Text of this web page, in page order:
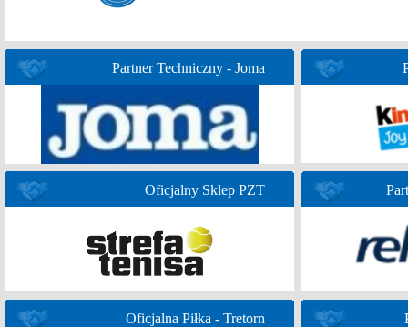
Partner Techniczny - Joma
Oficjalny Sklep PZT
Oficjalna Piłka - Tretorn